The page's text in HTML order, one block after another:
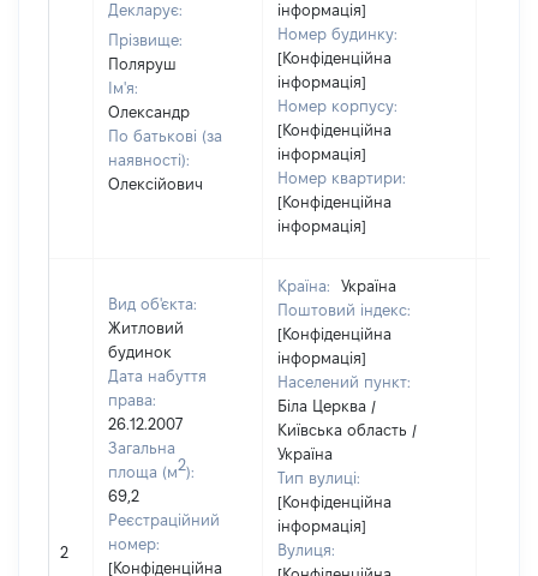
Декларує:
Прізвище:
Поляруш
Ім'я:
Олександр
По батькові (за
наявності):
Олексійович
інформація]
Номер будинку:
[Конфіденційна
інформація]
Номер корпусу:
[Конфіденційна
інформація]
Номер квартири:
[Конфіденційна
інформація]
2
Вид об'єкта:
Житловий
будинок
Дата набуття
права:
26.12.2007
Загальна
площа (м2):
69,2
Реєстраційний
номер:
[Конфіденційна
Країна:
Україна
Поштовий індекс:
[Конфіденційна
інформація]
Населений пункт:
Біла Церква /
Київська область /
Україна
Тип вулиці:
[Конфіденційна
інформація]
Вулиця: